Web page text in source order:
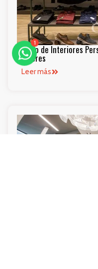
Diseño de Interiores
Hombres
Leer más
1